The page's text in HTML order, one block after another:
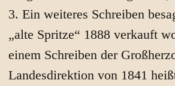
3. Ein weiteres Schreiben
„alte Spritze“ 1888 verkauft
einem Schreiben der
Landesdirektion von 1841